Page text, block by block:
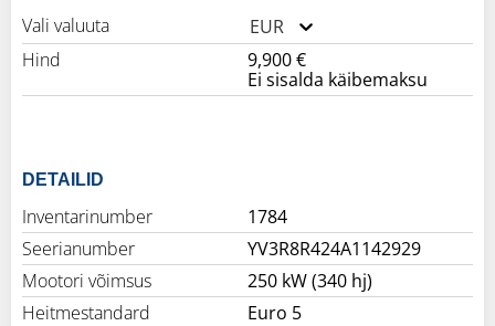
Vali valuuta
EUR
Hind
9,900 €
Ei sisalda käibemaksu
DETAILID
Inventarinumber
1784
Seerianumber
YV3R8R424A1142929
Mootori võimsus
250 kW (340 hj)
Heitmestandard
Euro 5